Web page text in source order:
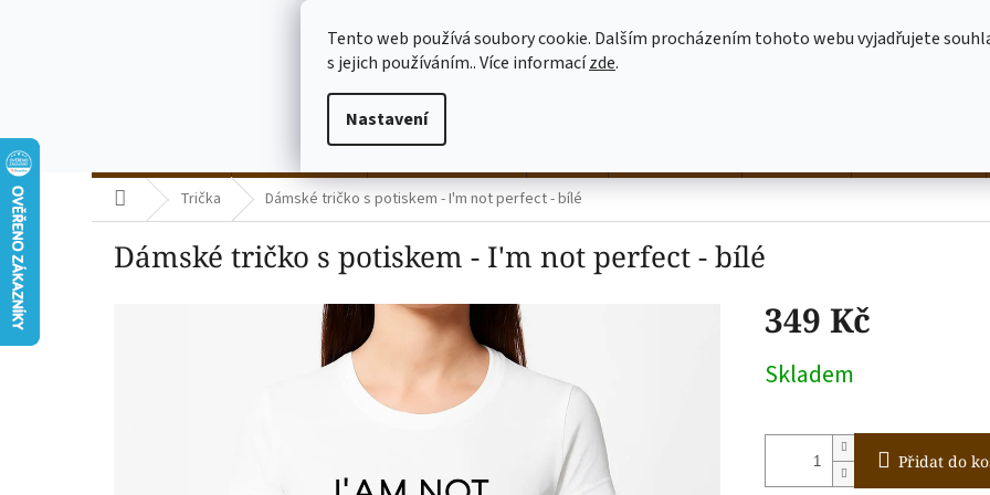
Tento web používá soubory cookie. Dalším procházením tohoto webu vyjadřujete
s jejich používáním.. Více informacízde.
Nastavení
Domů Trička Dámské tričko s potiskem - I'm not perfect - bílé
Dámské tričko s potiskem - I'm not perfect - bílé
349 Kč
cena:
Skladem
Přidat do